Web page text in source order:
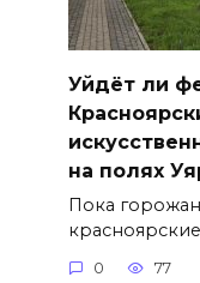
Уйдёт ли
на полях
Пока
0 77